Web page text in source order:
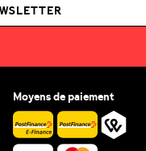
Moyens de paiement